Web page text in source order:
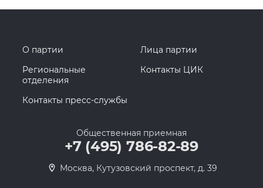
О партии
Лица партии
Региональные
отделения
Контакты ЦИК
Контакты пресс-службы
Общественная приемная
+7 (495) 786-82-89
Москва, Кутузовский проспект, д. 39